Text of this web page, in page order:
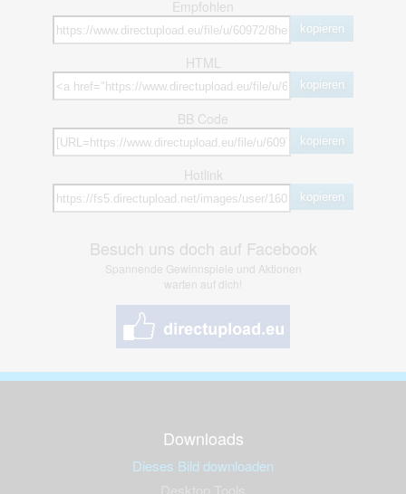
Empfohlen
kopieren
HTML
kopieren
BB Code
kopieren
Hotlink
kopieren
Besuch uns doch auf Facebook
Spannende Gewinnspiele und Aktionen
warten auf dich!
Downloads
Dieses Bild downloaden